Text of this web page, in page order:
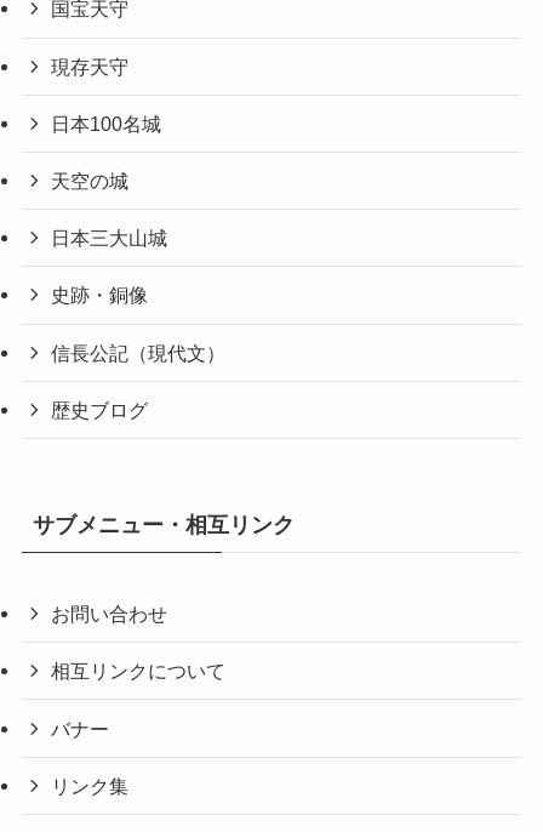
国宝天守
現存天守
日本100名城
天空の城
日本三大山城
史跡・銅像
信長公記（現代文）
歴史ブログ
サブメニュー・相互リンク
お問い合わせ
相互リンクについて
バナー
リンク集